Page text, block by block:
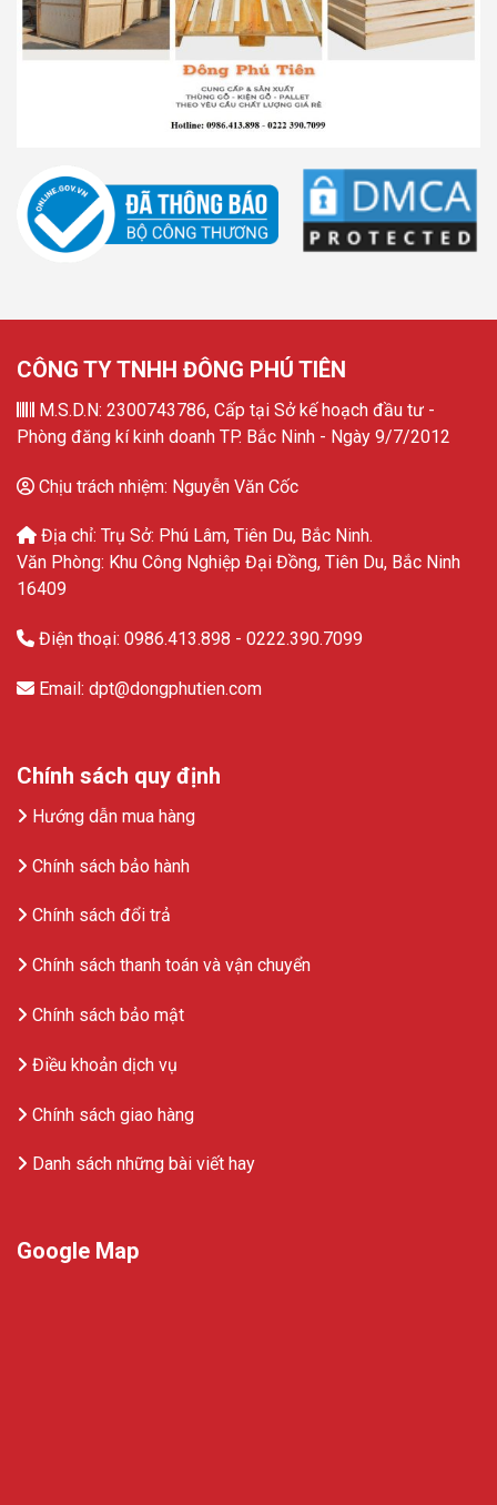
CÔNG TY TNHH ĐÔNG PHÚ TIÊN
M.S.D.N: 2300743786, Cấp tại Sở kế hoạch đầu tư -
Phòng đăng kí kinh doanh TP. Bắc Ninh - Ngày 9/7/2012
Chịu trách nhiệm: Nguyễn Văn Cốc
Địa chỉ: Trụ Sở: Phú Lâm, Tiên Du, Bắc Ninh.
Văn Phòng: Khu Công Nghiệp Đại Đồng, Tiên Du, Bắc Ninh
16409
Điện thoại: 0986.413.898 - 0222.390.7099
Email: dpt@dongphutien.com
Chính sách quy định
Hướng dẫn mua hàng
Chính sách bảo hành
Chính sách đổi trả
Chính sách thanh toán và vận chuyển
Chính sách bảo mật
Điều khoản dịch vụ
Chính sách giao hàng
Danh sách những bài viết hay
Google Map